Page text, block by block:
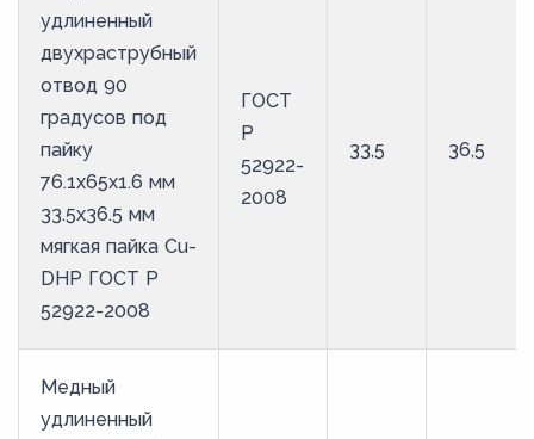
удлиненный
двухраструбный
отвод 90
градусов под
пайку
76.1х65х1.6 мм
33.5х36.5 мм
мягкая пайка Cu-
DHP ГОСТ Р
52922-2008
ГОСТ
Р
52922-
2008
33,5 36,5
Медный
удлиненный